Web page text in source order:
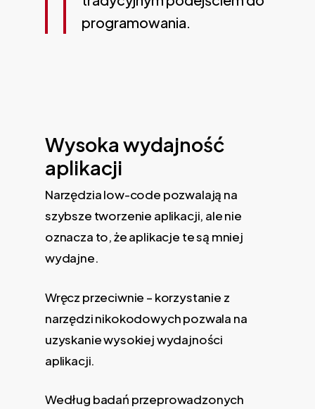
programowania.
Wysoka wydajność
aplikacji
Narzędzia low-code pozwalają na
szybsze tworzenie aplikacji, ale nie
oznacza to, że aplikacje te są mniej
wydajne.
Wręcz przeciwnie – korzystanie z
narzędzi nikokodowych pozwala na
uzyskanie wysokiej wydajności
aplikacji.
Według badań przeprowadzonych